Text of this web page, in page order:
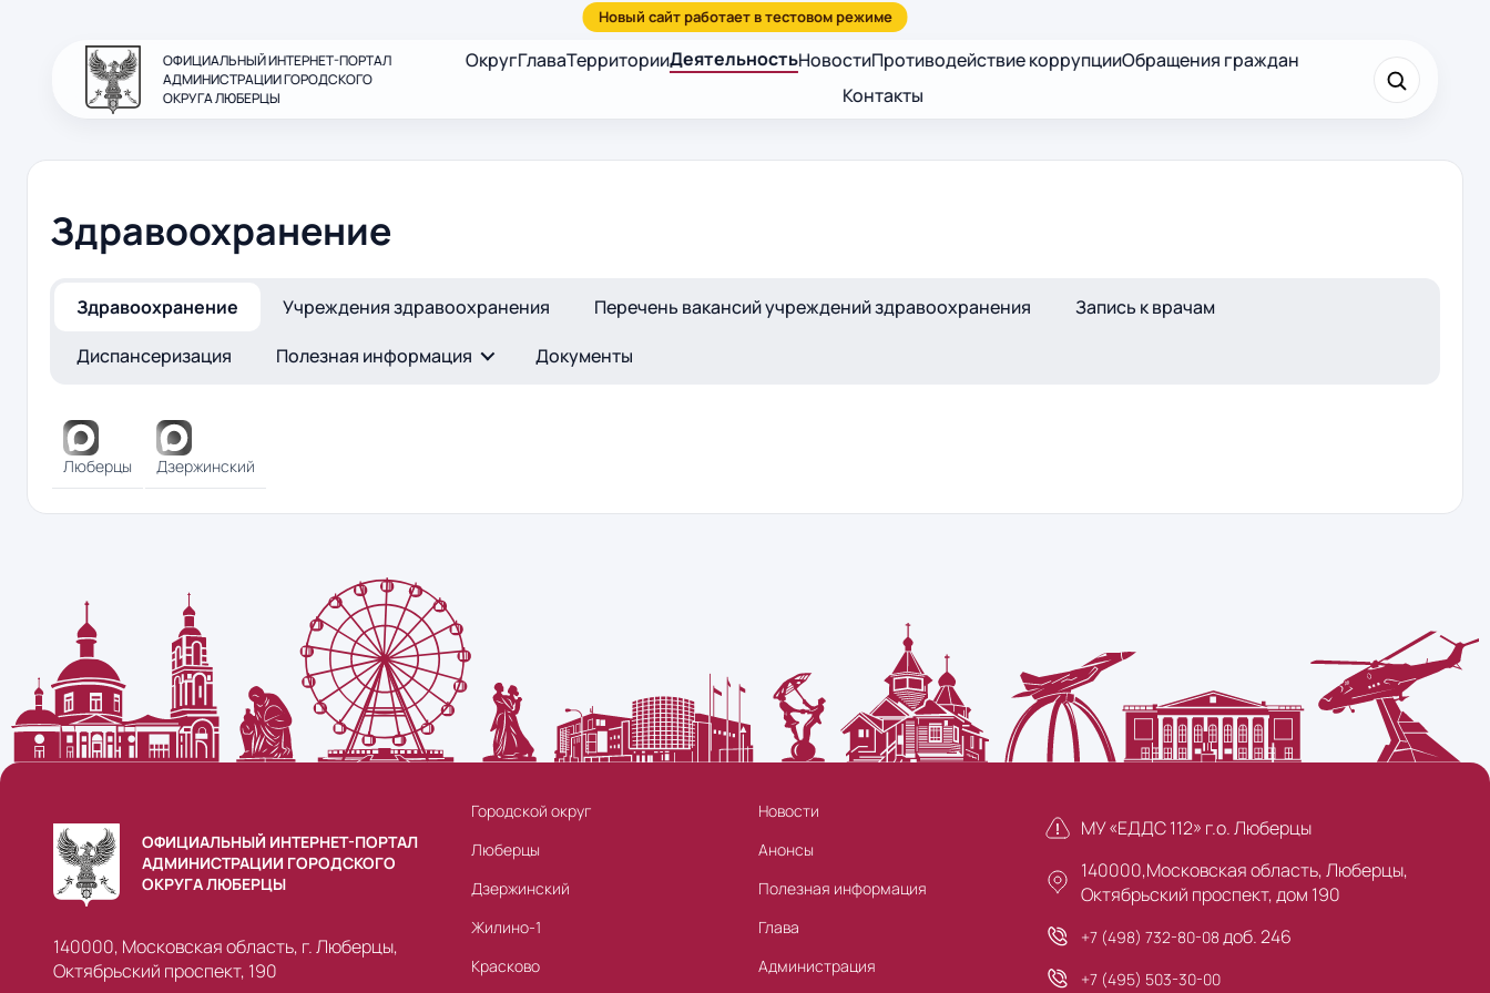
ОФИЦИАЛЬНЫЙ ИНТЕРНЕТ-ПОРТАЛ
АДМИНИСТРАЦИИ ГОРОДСКОГО
ОКРУГА ЛЮБЕРЦЫ
ОкругГлаваТерриторииДеятельностьНовостиПротиводействие коррупцииОбращения граждан
Контакты
Найти ×
Здравоохранение
Здравоохранение Учреждения здравоохранения Перечень вакансий учреждений здравоохранения
Запись к врачам
Диспансеризация
Полезная информация Документы
Люберцы Дзержинский
ОФИЦИАЛЬНЫЙ ИНТЕРНЕТ-ПОРТАЛ
АДМИНИСТРАЦИИ ГОРОДСКОГО
ОКРУГА ЛЮБЕРЦЫ
140000, Московская область, г. Люберцы,
Октябрьский проспект, 190
Городской округ
Люберцы
Дзержинский
Жилино-1
Красково
Новости
Анонсы
Полезная информация
Глава
Администрация
МУ «ЕДДС 112» г.о. Люберцы
140000,Московская область, Люберцы,
Октябрьский проспект, дом 190
+7 (498) 732-80-08 доб. 246
+7 (495) 503-30-00